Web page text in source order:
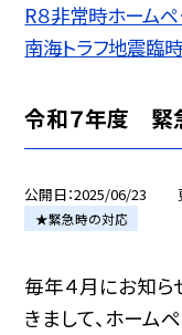
R８非常時ホーム
南海トラフ地震臨
令和７年度 緊
公開日 2025/06/23
★緊急時の対応
毎年４月にお知ら
きまして、ホーム